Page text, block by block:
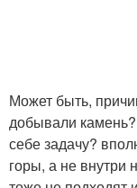
Может быть,
добывали
себе задачу?
горы, а не внутри